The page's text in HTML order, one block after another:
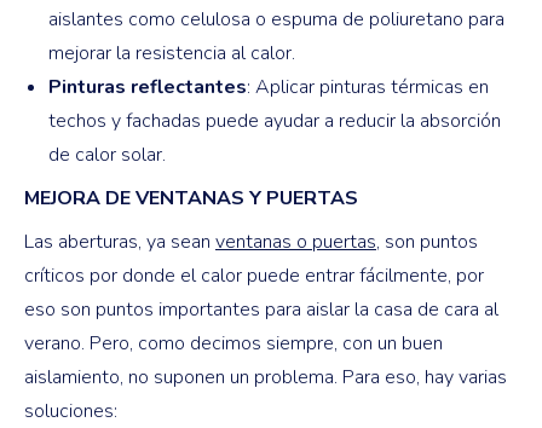
aislantes como celulosa o espuma de poliuretano para
mejorar la resistencia al calor.
Pinturas reflectantes: Aplicar pinturas térmicas en
techos y fachadas puede ayudar a reducir la absorción
de calor solar.
MEJORA DE VENTANAS Y PUERTAS
Las aberturas, ya sean ventanas o puertas, son puntos
críticos por donde el calor puede entrar fácilmente, por
eso son puntos importantes para aislar la casa de cara al
verano. Pero, como decimos siempre, con un buen
aislamiento, no suponen un problema. Para eso, hay varias
soluciones: